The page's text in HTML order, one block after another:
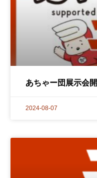
あちゃー団展示会
2024-08-07